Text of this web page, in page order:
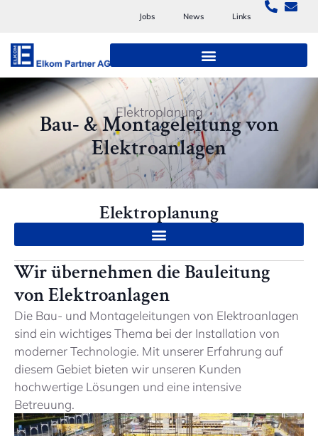
Jobs News Links
Elektroplanung
Bau- & Montageleitung von
Elektroanlagen
Elektroplanung
Wir übernehmen die Bauleitung
von Elektroanlagen
Die Bau- und Montageleitungen von Elektroanlagen
sind ein wichtiges Thema bei der Installation von
moderner Technologie. Mit unserer Erfahrung auf
diesem Gebiet bieten wir unseren Kunden
hochwertige Lösungen und eine intensive
Betreuung.